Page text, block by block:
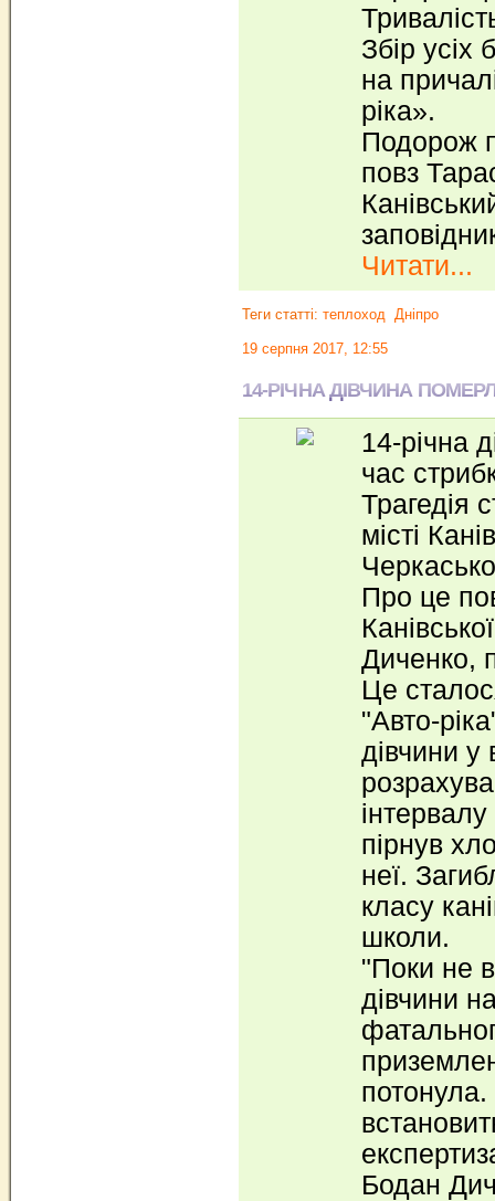
Збір усіх
на
ріка».
Подорож
повз
Читати...
Теги статті: теплоход Дніпро
19 серпня 2017, 12:55
14-РІЧНА ДІВЧИНА
14-річна
час
Трагедія
місті
Про це
Диченко,
Це
"Авто-
дівчини у
пірнув
неї.
класу
школи.
"Поки не
дівчини
потонула.
Бодан